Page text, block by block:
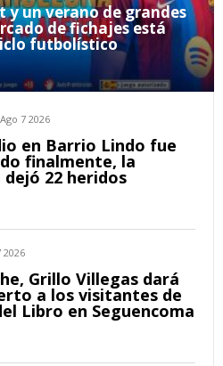
y un verano de grandes
de fichajes está
futbolístico
Ago 7 2026
en Barrio Lindo fue
finalmente, la
22 heridos
2026
Grillo Villegas dará
a los visitantes de
Libro en Seguencoma